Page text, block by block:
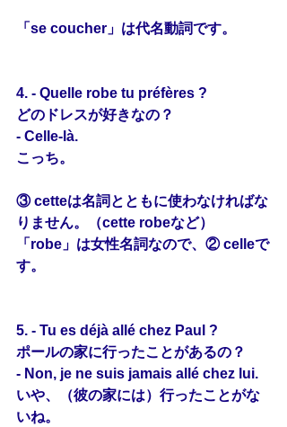
「se coucher」は代名動詞です。
4. - Quelle robe tu préfères ?
どのドレスが好きなの？
- Celle-là.
こっち。
③ cetteは名詞とともに使わなければな
りません。（cette robeなど）
「robe」は女性名詞なので、② celleで
す。
5. - Tu es déjà allé chez Paul ?
ポールの家に行ったことがあるの？
- Non, je ne suis jamais allé chez lui.
いや、（彼の家には）行ったことがな
いね。